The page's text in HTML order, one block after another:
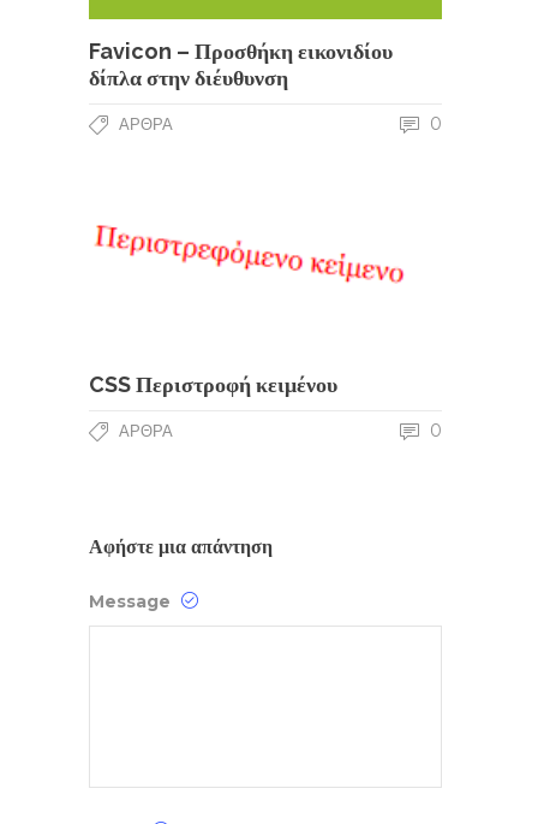
Favicon – Προσθήκη εικονιδίου
δίπλα στην διέυθυνση
ΆΡΘΡΑ 0
CSS Περιστροφή κειμένου
ΆΡΘΡΑ 0
Αφήστε μια απάντηση
Message